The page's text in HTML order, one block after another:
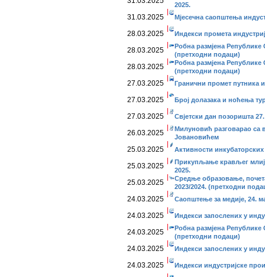
2025.
31.03.2025 Мјесечна саопштења
28.03.2025 Индекси промета
28.03.2025
Робна размјена
(претходни подаци)
28.03.2025
Робна размјена
(претходни подаци)
27.03.2025 Гранични промет путника
27.03.2025 Број долазака и ноћења
27.03.2025 Свјетски дан позоришта
26.03.2025
Милуновић разговарао са
Јовановићем
25.03.2025 Активности
25.03.2025
Прикупљање крављег
2025.
25.03.2025
Средње образовање,
2023/2024. (претходни
24.03.2025 Саопштење за медије, 24.
24.03.2025 Индекси запослених у
24.03.2025
Робна размјена
(претходни подаци)
24.03.2025 Индекси запослених у
24.03.2025 Индекси индустријске